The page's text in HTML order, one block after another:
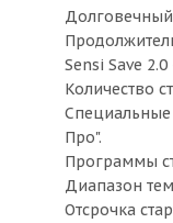
Sensi Save
Количество
Специальные
Про".
Программы
Диапазон
Отсрочка